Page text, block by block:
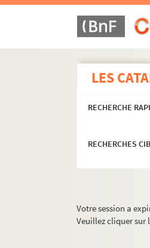
LES
RECHERCHE
RECHERCHES
Votre session a
Veuillez cliquer sur